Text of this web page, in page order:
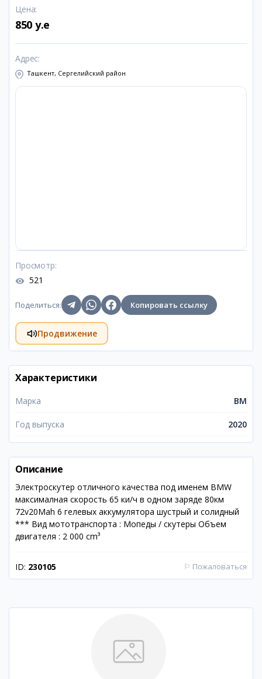
Цена:
850 y.e
Адрес:
Ташкент, Сергелийский район
Просмотр:
521
Поделиться: Копировать ссылку
Продвижение
Характеристики
Марка BM
Год выпуска 2020
Описание
Электроскутер отличного качества под именем BMW
максималная скорость 65 ки/ч в одном заряде 80км
72v20Mah 6 гелевых аккумулятора шустрый и солидный
*** Вид мототранспорта : Мопеды / скутеры Объем
двигателя : 2 000 cm³
ID: 230105 ⚐ Пожаловаться